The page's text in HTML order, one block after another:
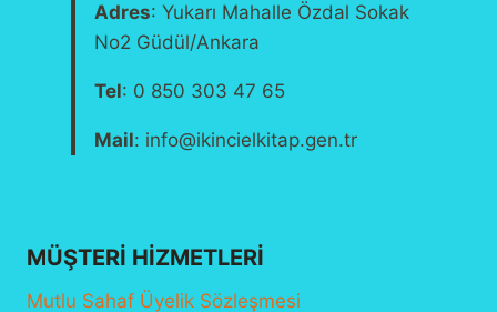
Adres: Yukarı Mahalle Özdal Sokak
No2 Güdül/Ankara
Tel: 0 850 303 47 65
Mail: info@ikincielkitap.gen.tr
MÜŞTERI HIZMETLERI
Mutlu Sahaf Üyelik Sözleşmesi